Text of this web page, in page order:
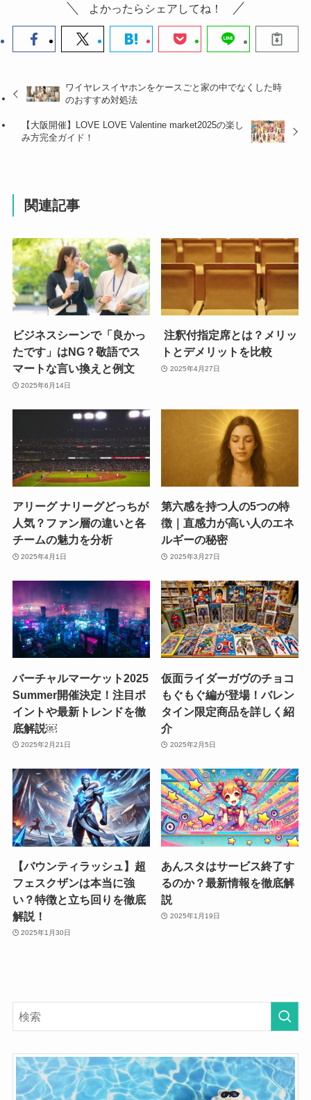
よかったらシェアしてね！
ワイヤレスイヤホンをケースごと家の中でなくした時
のおすすめ対処法
【大阪開催】LOVE LOVE Valentine market2025の楽し
み方完全ガイド！
関連記事
ビジネスシーンで「良かっ
たです」はNG？敬語でス
マートな言い換えと例文
2025年6月14日
注釈付指定席とは？メリッ
トとデメリットを比較
2025年4月27日
アリーグ ナリーグどっちが
人気？ファン層の違いと各
チームの魅力を分析
2025年4月1日
第六感を持つ人の5つの特
徴｜直感力が高い人のエネ
ルギーの秘密
2025年3月27日
バーチャルマーケット2025
Summer開催決定！注目ポ
イントや最新トレンドを徹
底解説￼
2025年2月21日
仮面ライダーガヴのチョコ
もぐもぐ編が登場！バレン
タイン限定商品を詳しく紹
介
2025年2月5日
【バウンティラッシュ】超
フェスクザンは本当に強
い？特徴と立ち回りを徹底
解説！
2025年1月30日
あんスタはサービス終了す
るのか？最新情報を徹底解
説
2025年1月19日